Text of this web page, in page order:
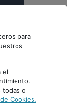
para
el
todas o
Cookies.